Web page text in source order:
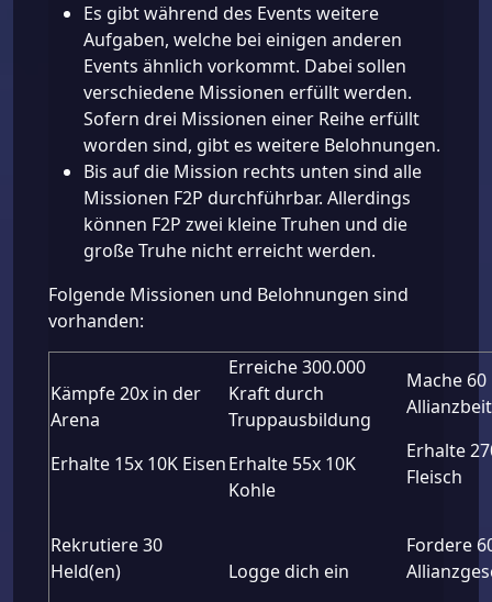
Es gibt während des Events weitere
Aufgaben, welche bei einigen anderen
Events ähnlich vorkommt. Dabei sollen
verschiedene Missionen erfüllt werden.
Sofern drei Missionen einer Reihe erfüllt
worden sind, gibt es weitere Belohnungen.
Bis auf die Mission rechts unten sind alle
Missionen F2P durchführbar. Allerdings
können F2P zwei kleine Truhen und die
große Truhe nicht erreicht werden.
Folgende Missionen und Belohnungen sind
vorhanden:
Kämpfe 20x in der
Arena
Erhalte 15x 10K Eisen
Erreiche 300.000
Kraft durch
Truppausbildung
Erhalte 55x 10K
Kohle
Mache 60
Erhalte
Fleisch
Rekrutiere 30
Held(en)
Logge dich ein
Fordere